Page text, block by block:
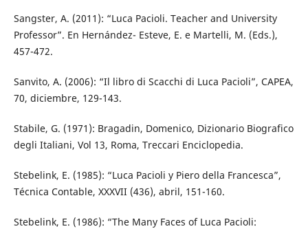
Sangster, A. (2011): “Luca Pacioli. Teacher and University
Professor”. En Hernández- Esteve, E. e Martelli, M. (Eds.),
457-472.
Sanvito, A. (2006): “Il libro di Scacchi di Luca Pacioli”, CAPEA,
70, diciembre, 129-143.
Stabile, G. (1971): Bragadin, Domenico, Dizionario Biografico
degli Italiani, Vol 13, Roma, Treccari Enciclopedia.
Stebelink, E. (1985): “Luca Pacioli y Piero della Francesca”,
Técnica Contable, XXXVII (436), abril, 151-160.
Stebelink, E. (1986): “The Many Faces of Luca Pacioli: